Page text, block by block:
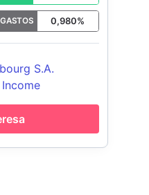
GASTOS 0,980%
S.A.